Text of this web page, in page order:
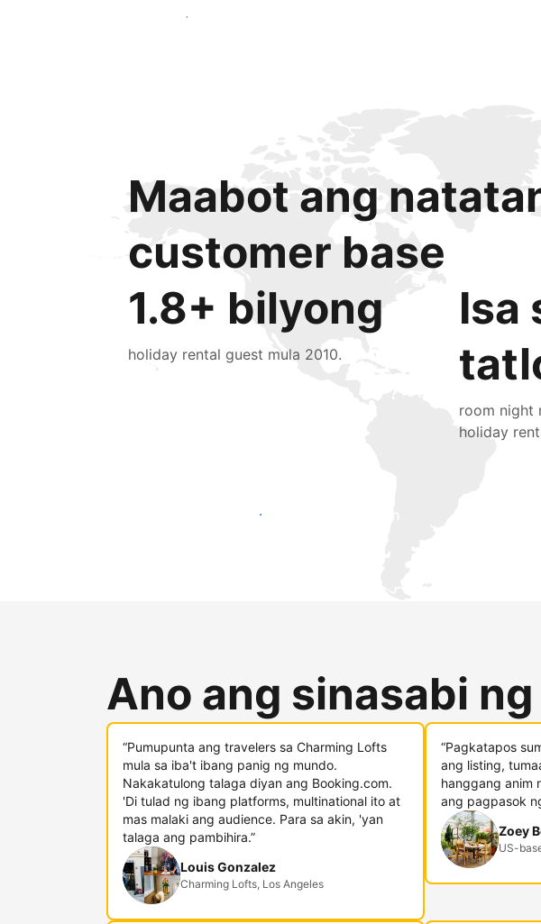
Magsimula ngayon
Maabot ang
customer base
1.8+ bilyong
holiday rental guest mula 2010.
Isa
room night
holiday
Makaabot ng mga bagong guest ngayon
Ano ang sinasabi
“Pumupunta ang travelers sa Charming Lofts
mula sa iba't ibang panig ng mundo.
Nakakatulong talaga diyan ang Booking.com.
'Di tulad ng ibang platforms, multinational ito at
mas malaki ang audience. Para sa akin, 'yan
talaga ang pambihira.”
Louis Gonzalez
Charming Lofts, Los Angeles
“Pagkatapos
ang listing,
hanggang anim
ang pagpasok
Zoey
US-